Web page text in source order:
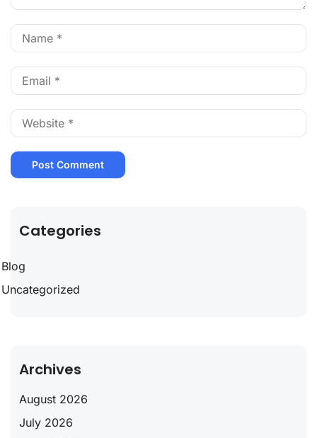
Categories
Blog
Uncategorized
Archives
August 2026
July 2026